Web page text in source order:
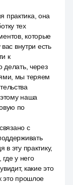
практика, она
тех
которые
внутри есть
к
делать, через
мы теряем
наша
по
с
эту практику,
у него
какие это
это прошлое